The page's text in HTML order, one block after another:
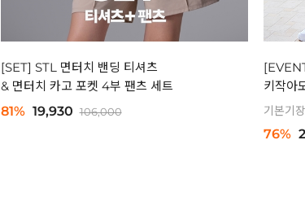
[SET] STL 면터치 밴딩 티셔츠
& 면터치 카고 포켓 4부 팬츠 세트
81% 19,930 106,000
키작아
기본기
76%